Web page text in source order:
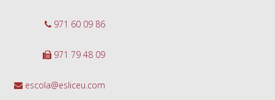
971 60 09 86
971 79 48 09
escola@esliceu.com